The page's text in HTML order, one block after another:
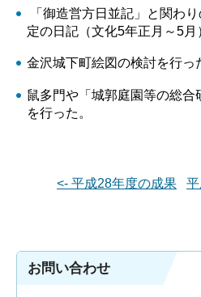
「御造営方日並記」と関わ
定の日記（文化5年正月～5月
金沢城下町絵図の検討を行っ
鼠多門や「城郭庭園等の総合
を行った。
<- 平成28年度の成果
お問い合わせ